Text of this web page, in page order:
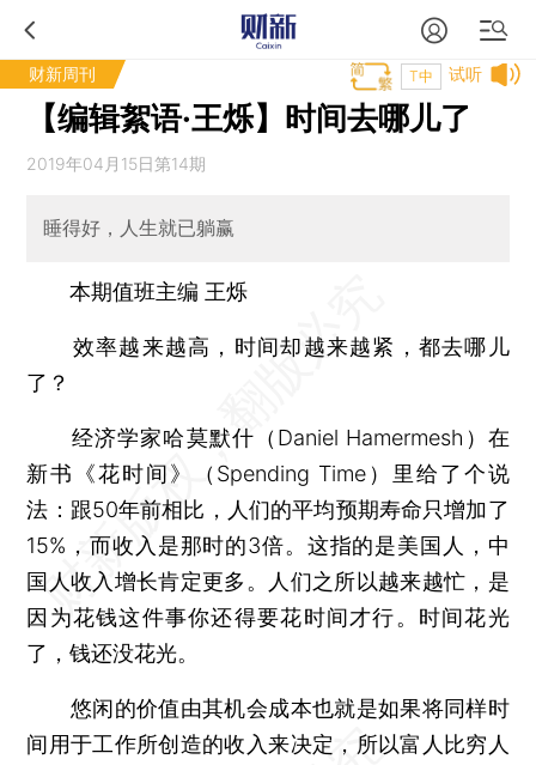
财新周刊 试听
T中
【编辑絮语·王烁】时间去哪儿了
2019年04月15日第14期
睡得好，人生就已躺赢
本期值班主编 王烁
效率越来越高，时间却越来越紧，都去哪儿
了？
经济学家哈莫默什（Daniel Hamermesh）在
新书《花时间》（Spending Time）里给了个说
法：跟50年前相比，人们的平均预期寿命只增加了
15%，而收入是那时的3倍。这指的是美国人，中
国人收入增长肯定更多。人们之所以越来越忙，是
因为花钱这件事你还得要花时间才行。时间花光
了，钱还没花光。
悠闲的价值由其机会成本也就是如果将同样时
间用于工作所创造的收入来决定，所以富人比穷人